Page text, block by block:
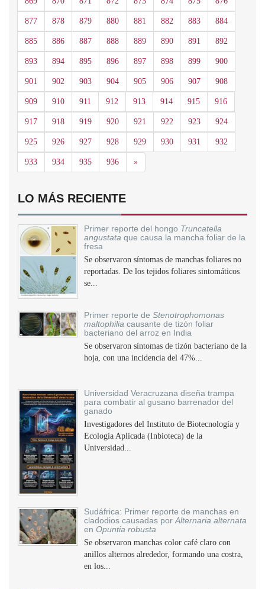
877 878 879 880 881 882 883 884
885 886 887 888 889 890 891 892
893 894 895 896 897 898 899 900
901 902 903 904 905 906 907 908
909 910 911 912 913 914 915 916
917 918 919 920 921 922 923 924
925 926 927 928 929 930 931 932
933 934 935 936 »Siguiente
LO MÁS RECIENTE
Primer reporte del hongo Truncatella
angustata que causa la mancha foliar de la
fresa
Se observaron síntomas de manchas foliares no
reportadas. De los tejidos foliares sintomáticos
se...
Primer reporte de Stenotrophomonas
maltophilia causante de tizón foliar
bacteriano del arroz en India
Se observaron síntomas de tizón bacteriano de la
hoja, con una incidencia del 47%...
Universidad Veracruzana diseña trampa
para combatir al gusano barrenador del
ganado
Investigadores del Instituto de Biotecnología y
Ecología Aplicada (Inbioteca) de la
Universidad...
Sudáfrica: Primer reporte de manchas en
cladodios causadas por Alternaria alternata
en Opuntia robusta
Se observaron manchas color café claro con
anillos alternos alrededor, formando una costra,
en los...